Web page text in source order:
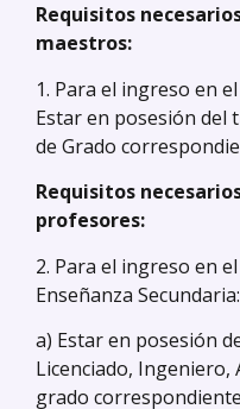
Requisitos
maestros:
1. Para el ingreso en
Estar en posesión
de Grado
Requisitos
profesores:
2. Para el ingreso en
Enseñanza Secundaria:
a) Estar en posesión
Licenciado,
grado